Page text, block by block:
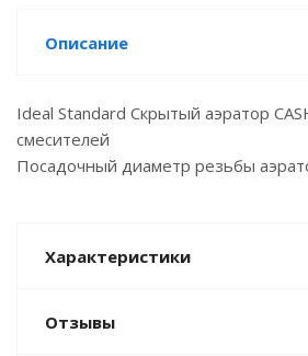
Описание
Ideal Standard Скрытый аэратор
смесителей
Посадочный диаметр резьбы
Характеристики
Отзывы